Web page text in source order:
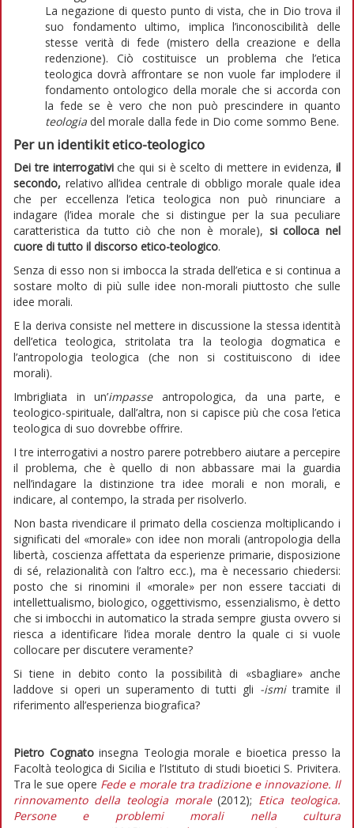
La negazione di questo punto di vista, che in Dio trova il
suo fondamento ultimo, implica l’inconoscibilità delle
stesse verità di fede (mistero della creazione e della
redenzione). Ciò costituisce un problema che l’etica
teologica dovrà affrontare se non vuole far implodere il
fondamento ontologico della morale che si accorda con
la fede se è vero che non può prescindere in quanto
teologia del morale dalla fede in Dio come sommo Bene.
Per un identikit etico-teologico
Dei tre interrogativiche qui si è scelto di mettere in evidenza, il
secondo, relativo all’idea centrale di obbligo morale quale idea
che per eccellenza l’etica teologica non può rinunciare a
indagare (l’idea morale che si distingue per la sua peculiare
caratteristica da tutto ciò che non è morale), si colloca nel
cuore di tutto il discorso etico-teologico.
Senza di esso non si imbocca la strada dell’etica e si continua a
sostare molto di più sulle idee non-morali piuttosto che sulle
idee morali.
E la deriva consiste nel mettere in discussione la stessa identità
dell’etica teologica, stritolata tra la teologia dogmatica e
l’antropologia teologica (che non si costituiscono di idee
morali).
Imbrigliata in un’impasseantropologica, da una parte, e
teologico-spirituale, dall’altra, non si capisce più che cosa l’etica
teologica di suo dovrebbe offrire.
I tre interrogativi a nostro parere potrebbero aiutare a percepire
il problema, che è quello di non abbassare mai la guardia
nell’indagare la distinzione tra idee morali e non morali, e
indicare, al contempo, la strada per risolverlo.
Non basta rivendicare il primato della coscienza moltiplicando i
significati del «morale» con idee non morali (antropologia della
libertà, coscienza affettata da esperienze primarie, disposizione
di sé, relazionalità con l’altro ecc.), ma è necessario chiedersi:
posto che si rinomini il «morale» per non essere tacciati di
intellettualismo, biologico, oggettivismo, essenzialismo, è detto
che si imbocchi in automatico la strada sempre giusta ovvero si
riesca a identificare l’idea morale dentro la quale ci si vuole
collocare per discutere veramente?
Si tiene in debito conto la possibilità di «sbagliare» anche
laddove si operi un superamento di tutti gli -ismitramite il
riferimento all’esperienza biografica?
Pietro Cognato insegna Teologia morale e bioetica presso la
Facoltà teologica di Sicilia e l’Istituto di studi bioetici S. Privitera.
Tra le sue opere Fede e morale tra tradizione e innovazione. Il
rinnovamento della teologia morale(2012); Etica teologica.
Persone e problemi morali nella cultura